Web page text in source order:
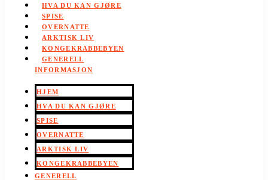
HVA DU KAN GJØRE
SPISE
OVERNATTE
ARKTISK LIV
KONGEKRABBEBYEN
GENERELL
INFORMASJON
HJEM
HVA DU KAN GJØRE
SPISE
OVERNATTE
ARKTISK LIV
KONGEKRABBEBYEN
GENERELL